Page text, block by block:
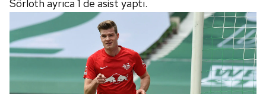
Sörloth ayrıca 1 de asist yaptı.